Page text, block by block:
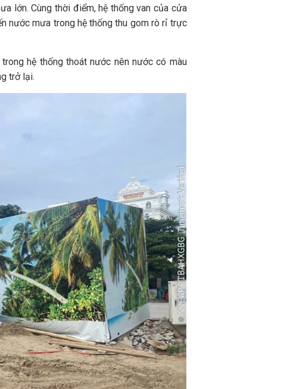
lớn. Cùng thời điểm, hệ thống van của cửa
nước mưa trong hệ thống thu gom rò rỉ trực
hệ thống thoát nước nên nước có màu
trở lại.